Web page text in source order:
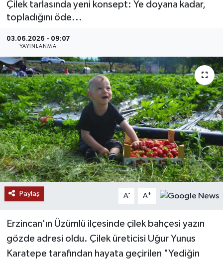
Çilek tarlasında yeni konsept: Ye doyana kadar,
topladığını öde...
03.06.2026 - 09:07
YAYINLANMA
Paylaş A- A+
Erzincan'ın Üzümlü ilçesinde çilek bahçesi yazın
gözde adresi oldu. Çilek üreticisi Uğur Yunus
Karatepe tarafından hayata geçirilen "Yediğin
MAGAZİN
ÖZEL HABER
RESMİ İLANLAR
SAĞLIK
SİYASET
SOSYAL YARDIMLAR
SPONSORLU YAZI
SPOR
TEKNOLOJİ